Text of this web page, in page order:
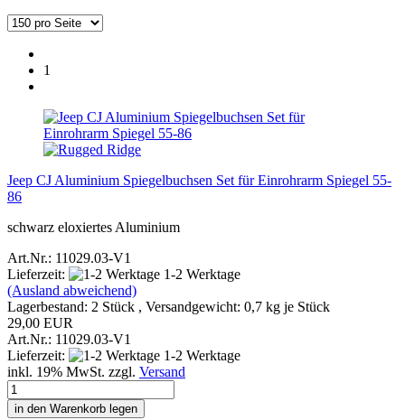
1
Jeep CJ Aluminium Spiegelbuchsen Set für Einrohrarm Spiegel 55-
86
schwarz eloxiertes Aluminium
Art.Nr.: 11029.03-V1
Lieferzeit:
1-2 Werktage
(Ausland abweichend)
Lagerbestand: 2 Stück , Versandgewicht: 0,7 kg je Stück
29,00 EUR
Art.Nr.: 11029.03-V1
Lieferzeit:
1-2 Werktage
inkl. 19% MwSt. zzgl. Versand
in den Warenkorb legen